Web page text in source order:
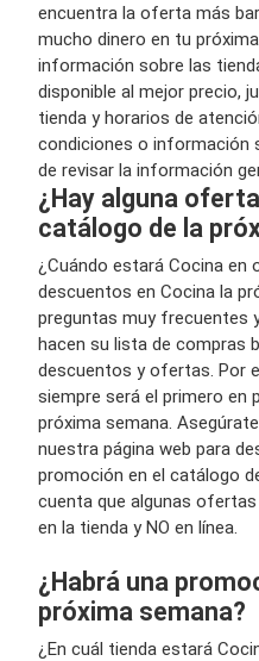
encuentra la oferta más
mucho dinero en tu
información sobre las
disponible al mejor precio,
tienda y horarios de
condiciones o información
de revisar la información
¿Hay alguna
catálogo de la
¿Cuándo estará Cocina en
descuentos en Cocina la
preguntas muy frecuentes
hacen su lista de compras
descuentos y ofertas. Por
siempre será el primero en
próxima semana.
nuestra página web para
promoción en el catálogo
cuenta que algunas
en la tienda y NO en línea.
¿Habrá una
próxima semana?
¿En cuál tienda estará